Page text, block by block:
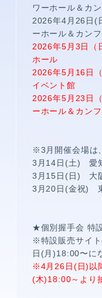
ワーホール＆カ
2026年4月26日(
ーホール＆カン
2026年5月3日（
ホール
2026年5月16日
イベント館
2026年5月23日
ーホール＆カン
※3月開催会場は
3月14日(土) 愛
3月15日(日) 大
3月20日(金祝)
★個別握手会 特
※特設販売サイ
日(月)18:00〜に
※4月26日(日)以
(木)18:00～より